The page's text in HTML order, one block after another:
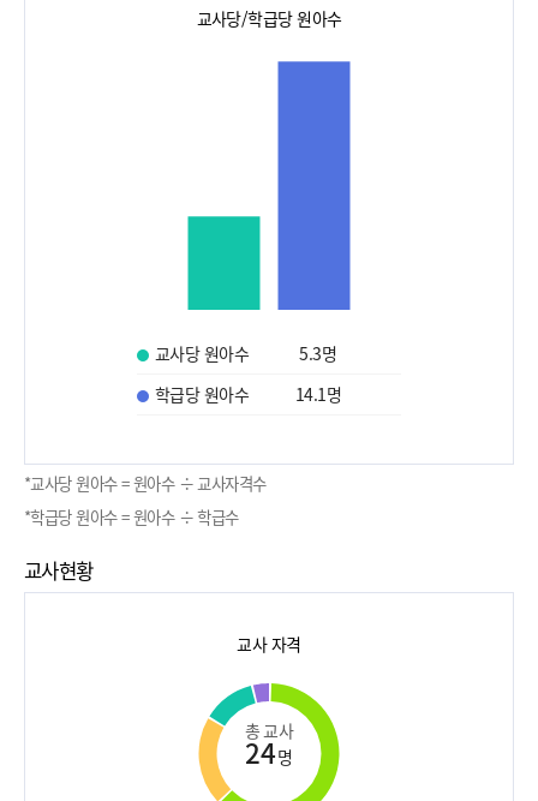
교사당/학급당 원아수
교사당 원아수 5.3명
학급당 원아수
14.1명
*교사당 원아수 = 원아수 ÷ 교사자격수
*학급당 원아수 = 원아수 ÷ 학급수
교사현황
교사 자격
총 교사
24명